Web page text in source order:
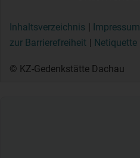
Inhaltsverzeichnis Impressum
zur Barrierefreiheit
Netiquette
© KZ-Gedenkstätte Dachau